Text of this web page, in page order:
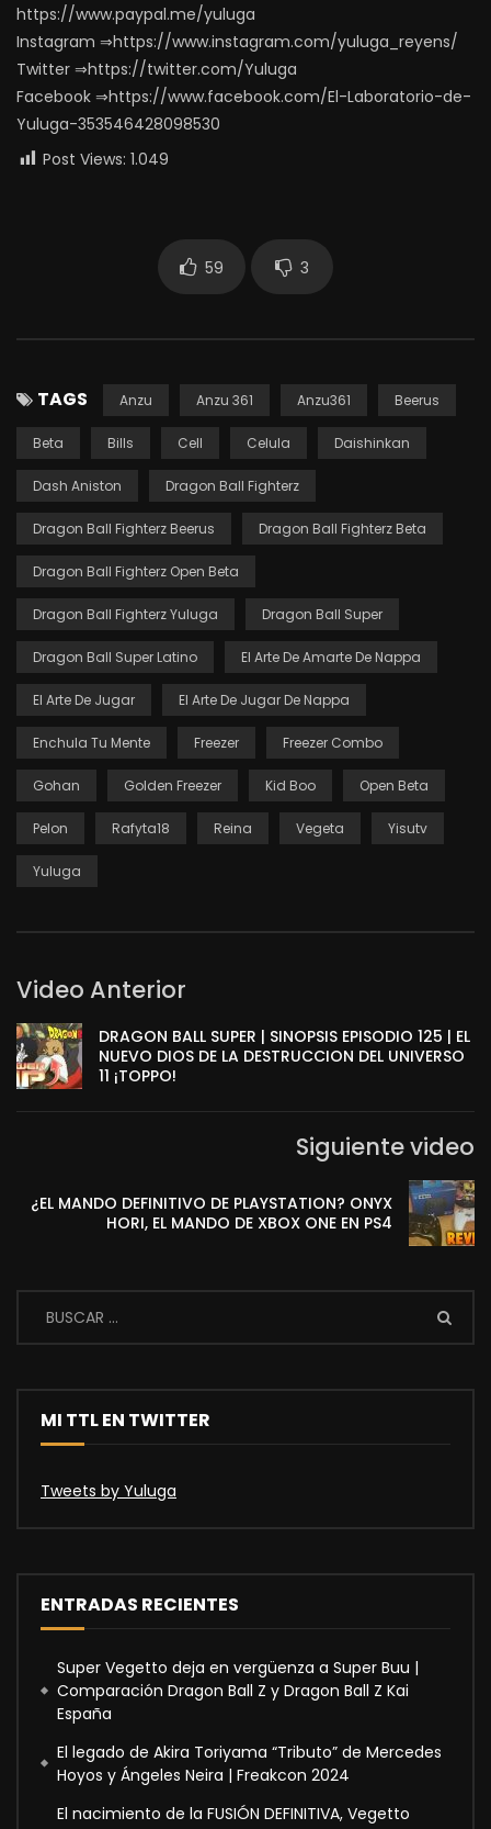
https://www.paypal.me/yuluga
Instagram ⇒https://www.instagram.com/yuluga_reyens/
Twitter ⇒https://twitter.com/Yuluga
Facebook ⇒https://www.facebook.com/El-Laboratorio-de-
Yuluga-353546428098530
Post Views: 1.049
59 3
TAGS Anzu Anzu 361 Anzu361 Beerus
Beta Bills Cell Celula Daishinkan
Dash Aniston Dragon Ball Fighterz
Dragon Ball Fighterz Beerus Dragon Ball Fighterz Beta
Dragon Ball Fighterz Open Beta
Dragon Ball Fighterz Yuluga Dragon Ball Super
Dragon Ball Super Latino El Arte De Amarte De Nappa
El Arte De Jugar El Arte De Jugar De Nappa
Enchula Tu Mente Freezer Freezer Combo
Gohan Golden Freezer Kid Boo Open Beta
Pelon Rafyta18 Reina Vegeta Yisutv
Yuluga
Video Anterior
DRAGON BALL SUPER | SINOPSIS EPISODIO 125 | EL
NUEVO DIOS DE LA DESTRUCCION DEL UNIVERSO
11 ¡TOPPO!
Siguiente video
¿EL MANDO DEFINITIVO DE PLAYSTATION? ONYX
HORI, EL MANDO DE XBOX ONE EN PS4
MI TTL EN TWITTER
Tweets by Yuluga
ENTRADAS RECIENTES
Super Vegetto deja en vergüenza a Super Buu |
Comparación Dragon Ball Z y Dragon Ball Z Kai
España
El legado de Akira Toriyama “Tributo” de Mercedes
Hoyos y Ángeles Neira | Freakcon 2024
El nacimiento de la FUSIÓN DEFINITIVA, Vegetto